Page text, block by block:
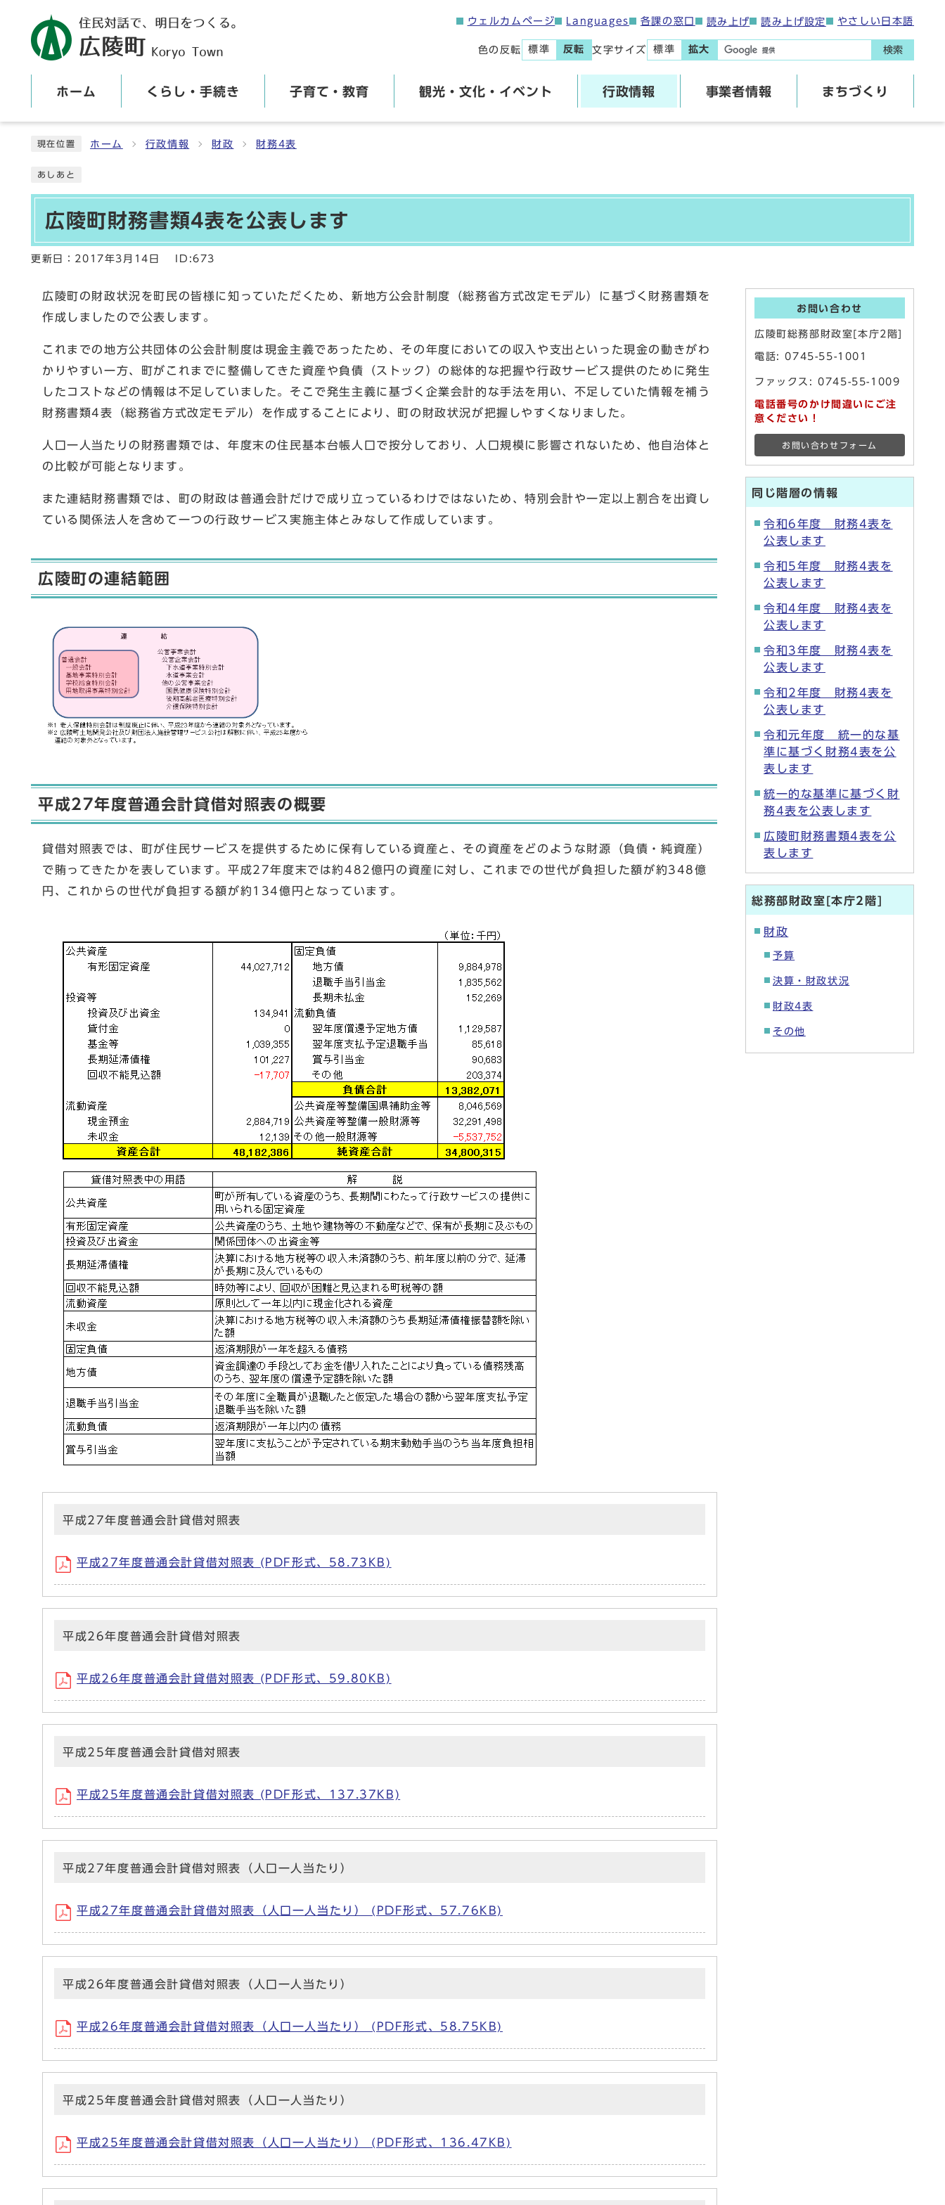
ウェルカムページ Languages 各課の窓口 読み上げ 読み上げ設定 やさしい日本語
色の反転 標準 反転 文字サイズ 標準 拡大 検索
ホーム くらし・手続き 子育て・教育 観光・文化・イベント 行政情報 事業者情報 まちづくり
現在位置 ホーム 行政情報 財政 財務4表
あしあと
広陵町財務書類4表を公表します
更新日： 2017年3月14日 ID:673
広陵町の財政状況を町民の皆様に知っていただくため、新地方公会計制度（総務省方式改定モデル）に基づく財務書類を
作成しましたので公表します。
これまでの地方公共団体の公会計制度は現金主義であったため、その年度においての収入や支出といった現金の動きがわ
かりやすい一方、町がこれまでに整備してきた資産や負債（ストック）の総体的な把握や行政サービス提供のために発生
したコストなどの情報は不足していました。そこで発生主義に基づく企業会計的な手法を用い、不足していた情報を補う
財務書類4表（総務省方式改定モデル）を作成することにより、町の財政状況が把握しやすくなりました。
人口一人当たりの財務書類では、年度末の住民基本台帳人口で按分しており、人口規模に影響されないため、他自治体と
の比較が可能となります。
また連結財務書類では、町の財政は普通会計だけで成り立っているわけではないため、特別会計や一定以上割合を出資し
ている関係法人を含めて一つの行政サービス実施主体とみなして作成しています。
広陵町の連結範囲
平成27年度普通会計貸借対照表の概要
貸借対照表では、町が住民サービスを提供するために保有している資産と、その資産をどのような財源（負債・純資産）
で賄ってきたかを表しています。平成27年度末では約482億円の資産に対し、これまでの世代が負担した額が約348億
円、これからの世代が負担する額が約134億円となっています。
平成27年度普通会計貸借対照表
平成27年度普通会計貸借対照表 (PDF形式、58.73KB)
平成26年度普通会計貸借対照表
平成26年度普通会計貸借対照表 (PDF形式、59.80KB)
平成25年度普通会計貸借対照表
平成25年度普通会計貸借対照表 (PDF形式、137.37KB)
平成27年度普通会計貸借対照表（人口一人当たり）
平成27年度普通会計貸借対照表（人口一人当たり） (PDF形式、57.76KB)
平成26年度普通会計貸借対照表（人口一人当たり）
平成26年度普通会計貸借対照表（人口一人当たり） (PDF形式、58.75KB)
平成25年度普通会計貸借対照表（人口一人当たり）
平成25年度普通会計貸借対照表（人口一人当たり） (PDF形式、136.47KB)
お問い合わせ
広陵町総務部財政室[本庁2階]
電話:0745-55-1001
ファックス: 0745-55-1009
電話番号のかけ間違いにご注
意ください！
お問い合わせフォーム
同じ階層の情報
令和6年度 財務4表を
公表します
令和5年度 財務4表を
公表します
令和4年度 財務4表を
公表します
令和3年度 財務4表を
公表します
令和2年度 財務4表を
公表します
令和元年度 統一的な基
準に基づく財務4表を公
表します
統一的な基準に基づく財
務4表を公表します
広陵町財務書類4表を公
表します
総務部財政室[本庁2階]
財政
予算
決算・財政状況
財政4表
その他